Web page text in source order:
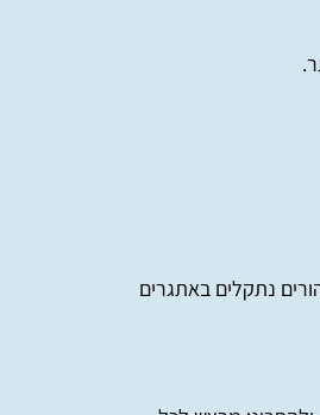
נתקלים באתגרים